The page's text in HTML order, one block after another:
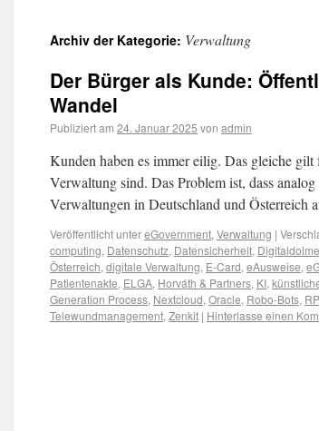
Archiv der Kategorie: Verwaltung
Der Bürger als Kunde:
Wandel
Publiziert am 24. Januar 2025 von admin
Kunden haben es immer eilig. Das gleiche
Verwaltung sind. Das Problem ist, dass
Verwaltungen in Deutschland und
Veröffentlicht untereGovernment, Verwaltung |
computing, Datenschutz, Datensicherheit,
Österreich, digitale Verwaltung, E-Card, eAusweise,
Patientenakte, ELGA, Horváth & Partners, KI,
Generation Process, Nextcloud, Oracle, Robo-Bots,
Telewundmanagement, Zenkit | Hinterlasse einen